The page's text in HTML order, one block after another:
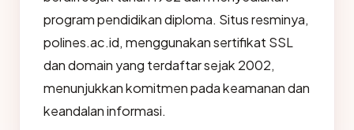
program pendidikan diploma. Situs resminya,
polines.ac.id, menggunakan sertifikat SSL
dan domain yang terdaftar sejak 2002,
menunjukkan komitmen pada keamanan dan
keandalan informasi.